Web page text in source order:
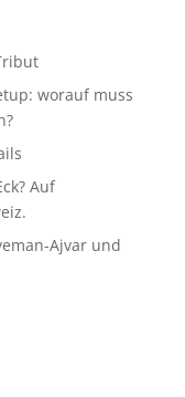
worauf muss
Auf
Ajvar und